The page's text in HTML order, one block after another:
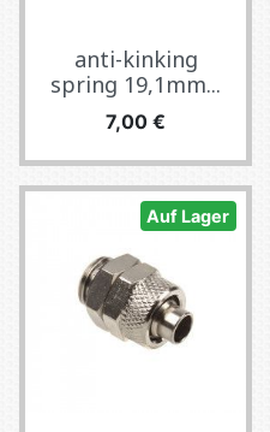
anti-kinking
spring 19,1mm...
Preis
7,00 €
Auf Lager